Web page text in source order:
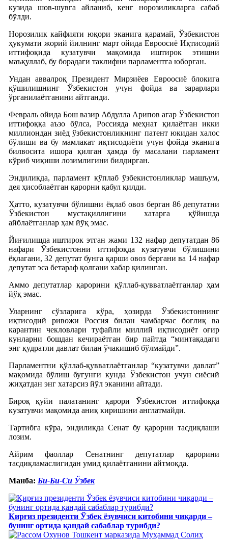
кузида шов-шувга айланиб, кенг норозиликларга сабаб
бўлди.
Норозилик кайфияти юқори эканига қарамай, Ўзбекистон
ҳукумати жорий йилнинг март ойида Евроосиё Иқтисодий
иттифоқида кузатувчи мақомида иштирок этишни
маъқуллаб, бу борадаги таклифни парламентга юборган.
Ундан аввалроқ Президент Мирзиёев Евроосиё блокига
қўшилишнинг Ўзбекистон учун фойда ва зарарлари
ўрганилаётганини айтганди.
Февраль ойида Бош вазир Абдулла Арипов агар Ўзбекистон
иттифоққа аъзо бўлса, Россияда меҳнат қилаётган икки
миллиондан зиёд ўзбекистонликнинг патент юкидан халос
бўлиши ва бу мамлакат иқтисодиёти учун фойда эканига
билвосита ишора қилган ҳамда бу масалани парламент
кўриб чиқиши лозимлигини билдирган.
Эндиликда, парламент кўплаб ўзбекистонликлар машъум,
дея ҳисоблаётган қарорни қабул қилди.
Ҳатто, кузатувчи бўлишни ёқлаб овоз берган 86 депутатни
Ўзбекистон мустақиллигини хатарга қўйишда
айблаётганлар ҳам йўқ эмас.
Йиғилишда иштирок этган жами 132 нафар депутатдан 86
нафари Ўзбекистонни иттифоқда кузатувчи бўлишини
ёқлагани, 32 депутат бунга қарши овоз бергани ва 14 нафар
депутат эса бетараф қолгани хабар қилинган.
Аммо депутатлар қарорини қўллаб-қувватлаётганлар ҳам
йўқ эмас.
Уларнинг сўзларига кўра, ҳозирда Ўзбекистоннинг
иқтисодий ривожи Россия билан чамбарчас боғлиқ ва
карантин чекловлари туфайли миллий иқтисодиёт оғир
кунларни бошдан кечираётган бир пайтда “минтақадаги
энг қудратли давлат билан ўчакишиб бўлмайди”.
Парламентни қўллаб-қувватлаётганлар “кузатувчи давлат”
мақомида бўлиш бугунги кунда Ўзбекистон учун сиёсий
жиҳатдан энг хатарсиз йўл эканини айтади.
Бироқ қуйи палатанинг қарори Ўзбекистон иттифоққа
кузатувчи мақомида аниқ киришини англатмайди.
Тартибга кўра, эндиликда Сенат бу қарорни тасдиқлаши
лозим.
Айрим фаоллар Сенатнинг депутатлар қарорини
тасдиқламаслигидан умид қилаётганини айтмоқда.
Манба: Би-Би-Си Ўзбек
Қирғиз президенти Ўзбек ёзувчиси китобини чиқарди –
бунинг ортида қандай сабаблар турибди?